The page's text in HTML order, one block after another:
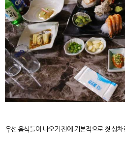
우선 음식들이 나오기 전에 기본적으로 첫 상차